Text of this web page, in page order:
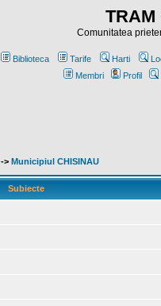
TRAM
Comunitatea
Biblioteca Tarife Harti
Membri
Profil
-> Municipiul CHISINAU
Subiecte